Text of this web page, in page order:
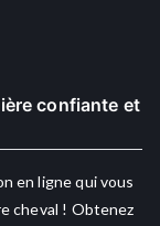
confiante et
en ligne qui vous
cheval ! Obtenez